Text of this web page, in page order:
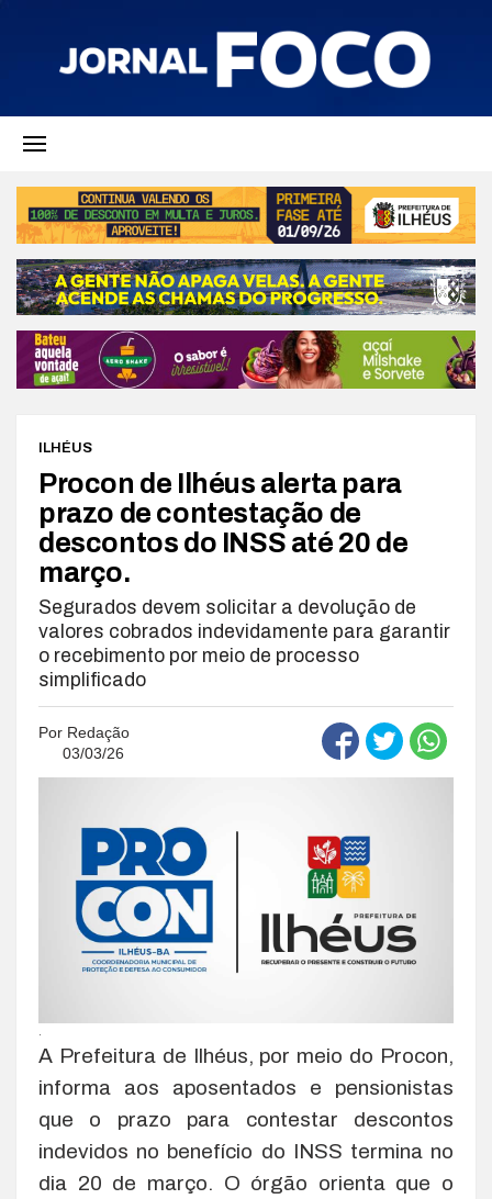
ILHÉUS
Procon de Ilhéus alerta para
prazo de contestação de
descontos do INSS até 20 de
março.
Segurados devem solicitar a devolução de
valores cobrados indevidamente para garantir
o recebimento por meio de processo
simplificado
Por Redação
03/03/26
A Prefeitura de Ilhéus, por meio do Procon,
informa aos aposentados e pensionistas
que o prazo para contestar descontos
indevidos no benefício do INSS termina no
dia 20 de março. O órgão orienta que o